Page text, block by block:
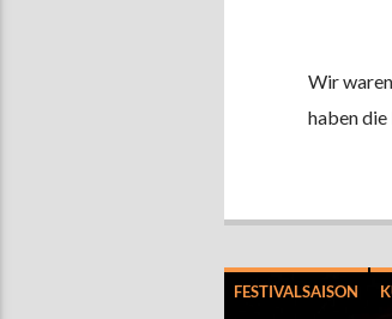
Wir
haben die
FESTIVALSAISON